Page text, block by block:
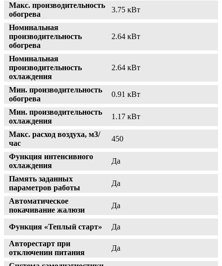
Макс. производительность
обогрева
3.75 кВт
Номинальная
производительность
обогрева
2.64 кВт
Номинальная
производительность
охлаждения
2.64 кВт
Мин. производительность
обогрева
0.91 кВт
Мин. производительность
охлаждения
1.17 кВт
Макс. расход воздуха, м3/
час
450
Функция интенсивного
охлаждения
Да
Память заданных
параметров работы
Да
Автоматическое
покачивание жалюзи
Да
Функция «Теплый старт»
Да
Авторестарт при
отключении питания
Да